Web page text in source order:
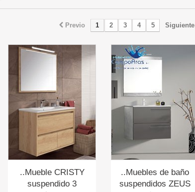
Previo 1 2 3 4 5 Siguiente
..Mueble CRISTY
suspendido 3
..Muebles de baño
suspendidos ZEUS